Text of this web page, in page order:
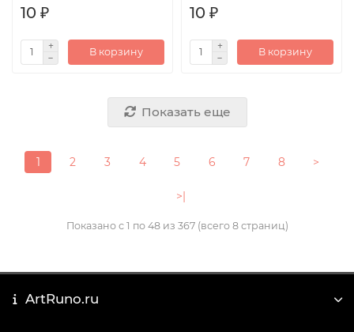
10 ₽
В корзину
10 ₽
В корзину
Показать еще
1 2 3 4 5 6 7 8 >
>|
Показано с 1 по 48 из 367 (всего 8 страниц)
ArtRuno.ru